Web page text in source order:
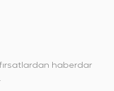
haberdar